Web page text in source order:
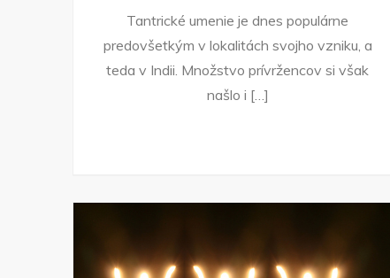
Tantrické umenie je dnes populárne
predovšetkým v lokalitách svojho vzniku, a
teda v Indii. Množstvo prívržencov si však
našlo i […]